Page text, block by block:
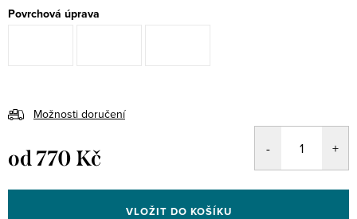
Povrchová úprava
Možnosti doručení
od770 Kč
cena:
VLOŽIT DO KOŠÍKU